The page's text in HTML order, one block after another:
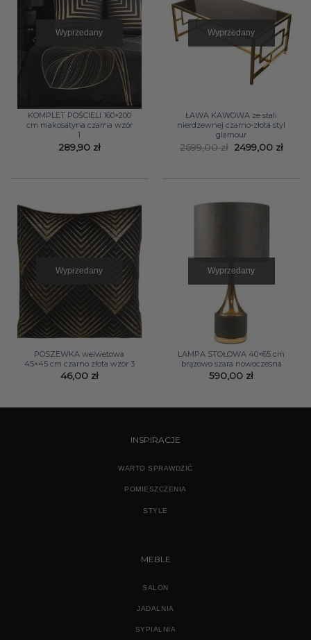
Wyprzedany
KOMPLET POŚCIELI 160×200
cm makosatyna czarna wzór
1
289,90 zł
Wyprzedany
ŁAWA KAWOWA ze stali
nierdzewnej czarno-złota styl
glamour
2699,00zł Pierwotna
2499,00 zł
Wyprzedany
POSZEWKA welwetowa
45×45 cm czarno złota wzór 3
46,00 zł
Wyprzedany
LAMPA STOŁOWA 40×65 cm
brązowo szara nowoczesna
590,00 zł
INSPIRACJE
WARTO SPRAWDZIĆ
POMIESZCZENIA
STYLE
MEBLE
SALON
JADALNIA
SYPIALNIA